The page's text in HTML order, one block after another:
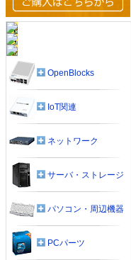
OpenBlocks
IoT関連
ネットワーク
サーバ・ストレージ
パソコン・周辺機器
PCパーツ